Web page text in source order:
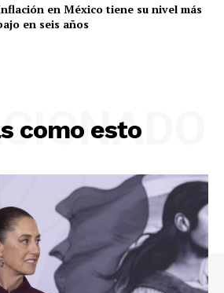
en México tiene su nivel más
en seis años
como esto